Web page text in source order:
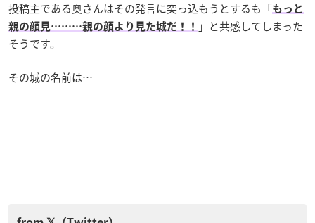
投稿主である奥さんはその発言に突っ込もうとするも「もっと
親の顔見………親の顔より見た城だ！！
」と共感してしまった
そうです。
その城の名前は…